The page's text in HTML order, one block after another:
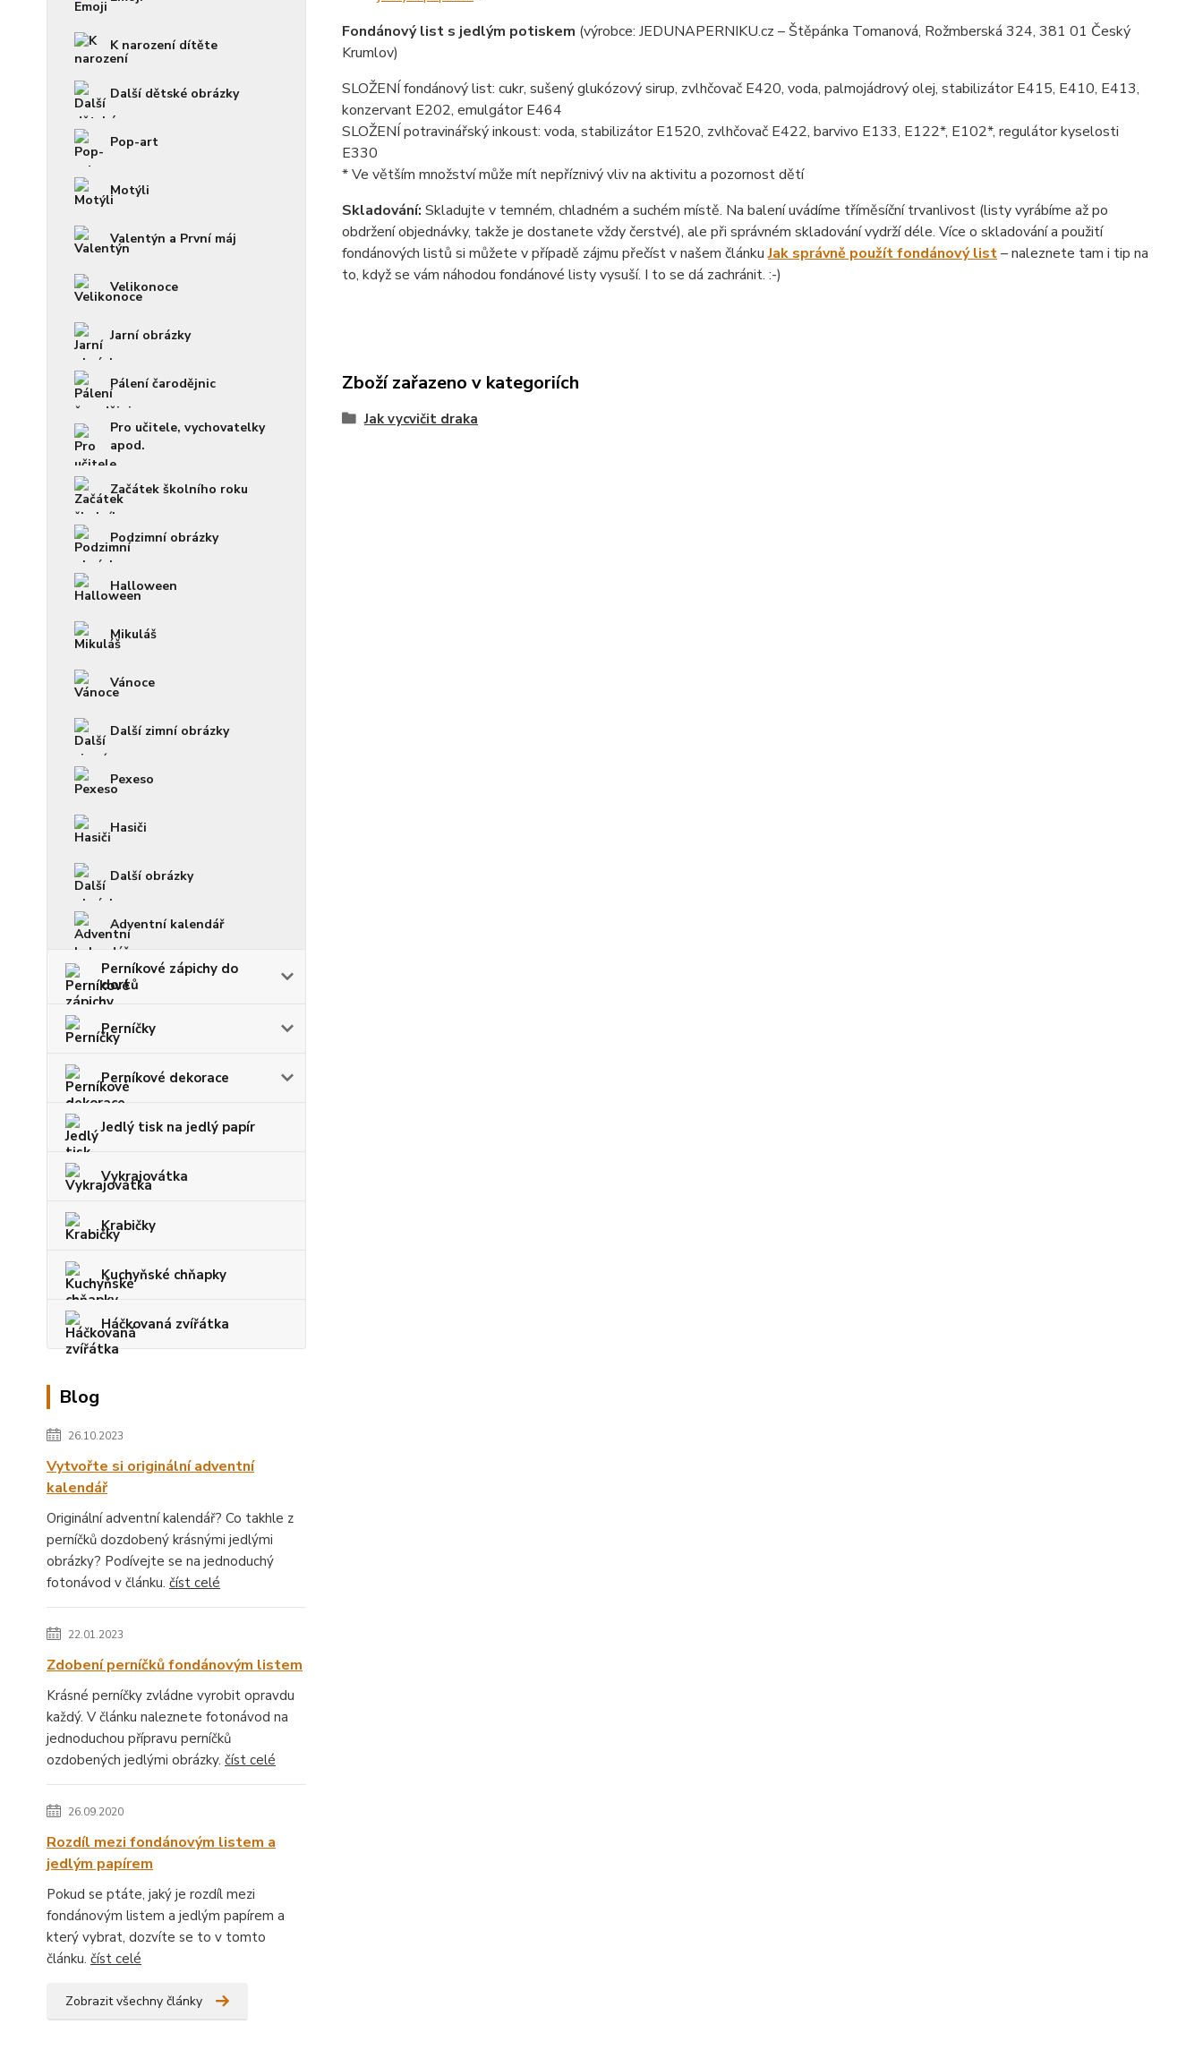
K narození dítěte
Další dětské obrázky
Pop-art
Motýli
Valentýn a První máj
Velikonoce
Jarní obrázky
Pálení čarodějnic
Pro učitele, vychovatelky
apod.
Začátek školního roku
Podzimní obrázky
Halloween
Mikuláš
Vánoce
Další zimní obrázky
Pexeso
Hasiči
Další obrázky
Adventní kalendář
Perníkové zápichy do
dortů
Perníčky
Perníkové dekorace
Jedlý tisk na jedlý papír
Vykrajovátka
Krabičky
Kuchyňské chňapky
Háčkovaná zvířátka
Blog
26.10.2023
Vytvořte si originální adventní
kalendář
Originální adventní kalendář? Co takhle z
perníčků dozdobený krásnými jedlými
obrázky? Podívejte se na jednoduchý
fotonávod v článku. číst celé
22.01.2023
Zdobení perníčků fondánovým listem
Krásné perníčky zvládne vyrobit opravdu
každý. V článku naleznete fotonávod na
jednoduchou přípravu perníčků
ozdobených jedlými obrázky. číst celé
26.09.2020
Rozdíl mezi fondánovým listem a
jedlým papírem
Pokud se ptáte, jaký je rozdíl mezi
fondánovým listem a jedlým papírem a
který vybrat, dozvíte se to v tomto
článku. číst celé
Zobrazit všechny články
Fondánový list s jedlým potiskem (výrobce: JEDUNAPERNIKU.cz – Štěpánka Tomanová, Rožmberská 324, 381 01 Český
Krumlov)
SLOŽENÍ fondánový list: cukr, sušený glukózový sirup, zvlhčovač E420, voda, palmojádrový olej, stabilizátor E415, E410, E413,
konzervant E202, emulgátor E464
SLOŽENÍ potravinářský inkoust: voda, stabilizátor E1520, zvlhčovač E422, barvivo E133, E122*, E102*, regulátor kyselosti
E330
* Ve větším množství může mít nepříznivý vliv na aktivitu a pozornost dětí
Skladování: Skladujte v temném, chladném a suchém místě. Na balení uvádíme tříměsíční trvanlivost (listy vyrábíme až po
obdržení objednávky, takže je dostanete vždy čerstvé), ale při správném skladování vydrží déle. Více o skladování a použití
fondánových listů si můžete v případě zájmu přečíst v našem článkuJak správně použít fondánový list– naleznete tam i tip na
to, když se vám náhodou fondánové listy vysuší. I to se dá zachránit. :-)
Zboží zařazeno v kategoriích
Jak vycvičit draka